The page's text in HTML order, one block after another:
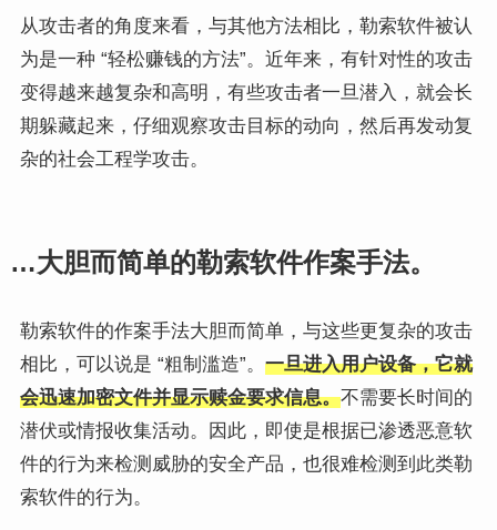
从攻击者的角度来看，与其他方法相比，勒索软件被认
为是一种 “轻松赚钱的方法”。近年来，有针对性的攻击
变得越来越复杂和高明，有些攻击者一旦潜入，就会长
期躲藏起来，仔细观察攻击目标的动向，然后再发动复
杂的社会工程学攻击。
…大胆而简单的勒索软件作案手法。
勒索软件的作案手法大胆而简单，与这些更复杂的攻击
相比，可以说是 “粗制滥造”。 一旦进入用户设备，它就
会迅速加密文件并显示赎金要求信息。不需要长时间的
潜伏或情报收集活动。因此，即使是根据已渗透恶意软
件的行为来检测威胁的安全产品，也很难检测到此类勒
索软件的行为。